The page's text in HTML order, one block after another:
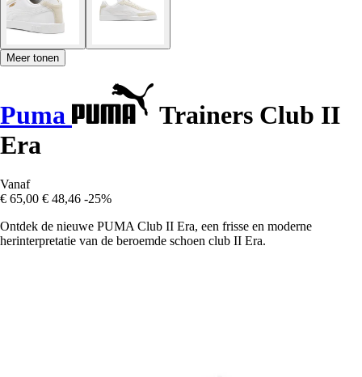
Meer tonen
Puma
Trainers Club II
Era
Vanaf
€ 65,00 € 48,46 -25%
Ontdek de nieuwe PUMA Club II Era, een frisse en moderne
herinterpretatie van de beroemde schoen club II Era.